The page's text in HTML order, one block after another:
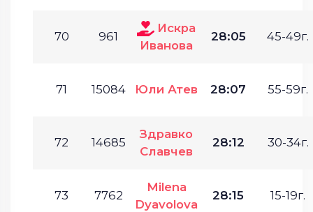
70 961
Искра
Иванова
28:05 45-49г.
71 15084 Юли Атев 28:07 55-59г.
72 14685
Здравко
Славчев
28:12 30-34г.
73 7762
Milena
Dyavolova
28:15 15-19г.